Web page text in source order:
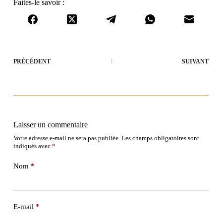
Faites-le savoir :
PRÉCÉDENT SUIVANT
Laisser un commentaire
Votre adresse e-mail ne sera pas publiée. Les champs obligatoires sont
indiqués avec *
Nom *
E-mail *